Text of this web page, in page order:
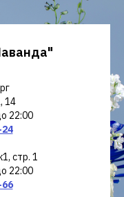
В коробках
14
22:00
стр. 1
22:00